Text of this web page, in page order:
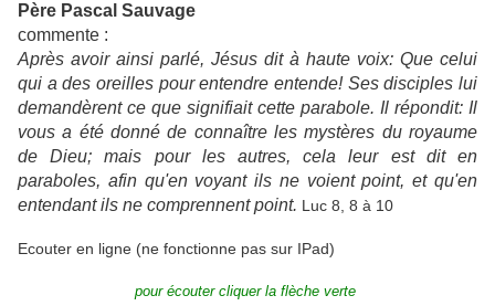
Père Pascal Sauvage
commente :
Après avoir ainsi parlé, Jésus dit à haute voix: Que celui
qui a des oreilles pour entendre entende! Ses disciples lui
demandèrent ce que signifiait cette parabole. Il répondit: Il
vous a été donné de connaître les mystères du royaume
de Dieu; mais pour les autres, cela leur est dit en
paraboles, afin qu'en voyant ils ne voient point, et qu'en
entendant ils ne comprennent point. Luc 8, 8 à 10
Ecouter en ligne (ne fonctionne pas sur IPad)
pour écouter cliquer la flèche verte